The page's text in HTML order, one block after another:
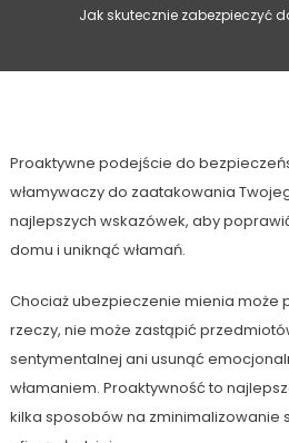
Jak skutecznie zabezpieczyć
27 stycznia, 2023
Exstand
Proaktywne podejście do
włamywaczy do zaatakowania
najlepszych wskazówek, aby
domu i uniknąć włamań.
Chociaż ubezpieczenie mienia może
rzeczy, nie może zastąpić
sentymentalnej ani usunąć
włamaniem. Proaktywność to
kilka sposobów na zminimalizowanie